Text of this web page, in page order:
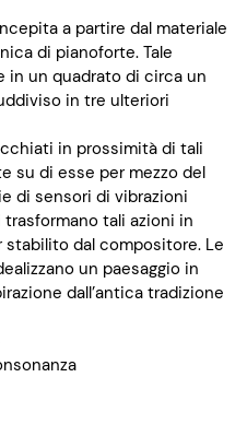
a partire dal materiale
di pianoforte. Tale
in un quadrato di circa un
in tre ulteriori
in prossimità di tali
su di esse per mezzo del
di sensori di vibrazioni
tali azioni in
dal compositore. Le
un paesaggio in
dall’antica tradizione